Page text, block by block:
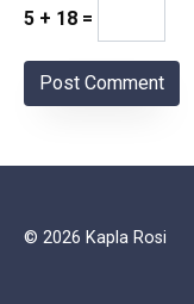
5 + 18 =
© 2026 Kapla Rosi